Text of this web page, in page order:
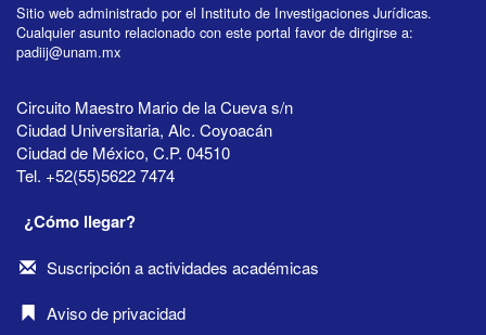
Sitio web administrado por el Instituto de Investigaciones Jurídicas.
Cualquier asunto relacionado con este portal favor de dirigirse a:
padiij@unam.mx
Circuito Maestro Mario de la Cueva s/n
Ciudad Universitaria, Alc. Coyoacán
Ciudad de México, C.P. 04510
Tel. +52(55)5622 7474
¿Cómo llegar?
Suscripción a actividades académicas
Aviso de privacidad